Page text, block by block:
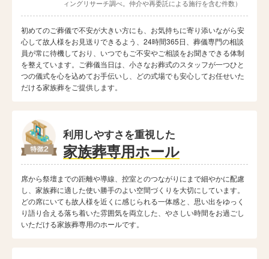
ィングリサーチ調べ。仲介や再委託による施行を含む件数）
初めてのご葬儀で不安が大きい方にも、お気持ちに寄り添いながら安
心して故人様をお見送りできるよう、24時間365日、葬儀専門の相談
員が常に待機しており、いつでもご不安やご相談をお聞きできる体制
を整えています。ご葬儀当日は、小さなお葬式のスタッフが一つひと
つの儀式を心を込めてお手伝いし、どの式場でも安心してお任せいた
だける家族葬をご提供します。
利用しやすさを重視した
家族葬専用ホール
席から祭壇までの距離や導線、控室とのつながりにまで細やかに配慮
し、家族葬に適した使い勝手のよい空間づくりを大切にしています。
どの席にいても故人様を近くに感じられる一体感と、思い出をゆっく
り語り合える落ち着いた雰囲気を両立した、やさしい時間をお過ごし
いただける家族葬専用のホールです。